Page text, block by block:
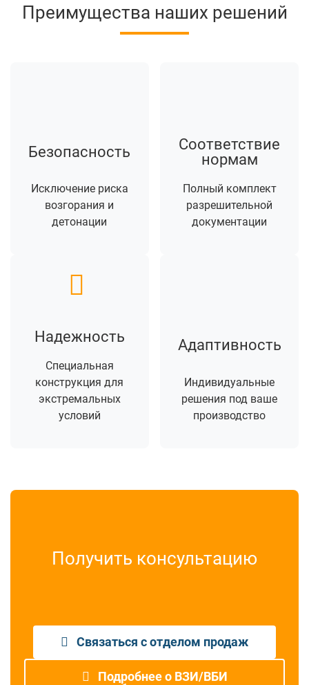
Преимущества наших решений
Безопасность
Исключение риска
возгорания и
детонации
Соответствие
нормам
Полный комплект
разрешительной
документации
Надежность
Специальная
конструкция для
экстремальных
условий
Адаптивность
Индивидуальные
решения под ваше
производство
Получить консультацию
Связаться с отделом продаж
Подробнее о ВЗИ/ВБИ